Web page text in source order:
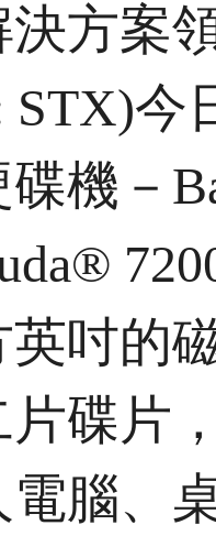
方案
STX)今
機－
吋的
碟片
腦、